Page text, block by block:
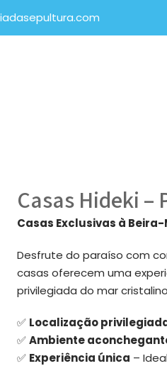
Casas Hideki –
Casas Exclusivas à
Desfrute do paraíso com
casas oferecem uma
privilegiada do mar
✅ Localização
✅Ambiente
✅ Experiência única –